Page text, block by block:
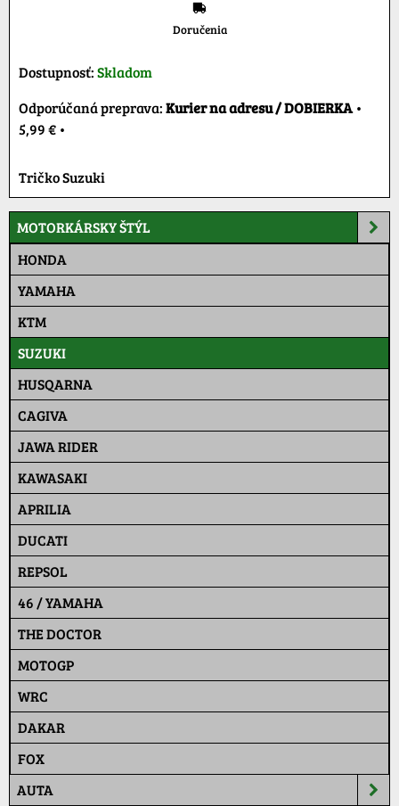
Doručenia
Dostupnosť:Skladom
Kurier na adresu / DOBIERKA•
5,99 € •
Tričko Suzuki
MOTORKÁRSKY ŠTÝL
HONDA
YAMAHA
KTM
SUZUKI
HUSQARNA
CAGIVA
JAWA RIDER
KAWASAKI
APRILIA
DUCATI
REPSOL
46 / YAMAHA
THE DOCTOR
MOTOGP
WRC
DAKAR
FOX
AUTA